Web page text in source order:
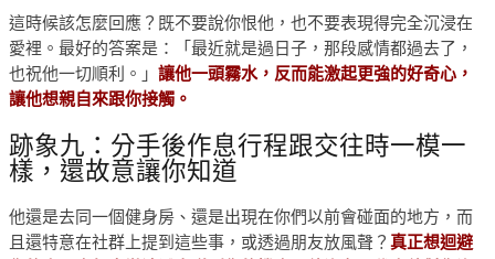
這時候該怎麼回應？既不要說你恨他，也不要表現得完全沉浸在
愛裡。最好的答案是：「最近就是過日子，那段感情都過去了，
也祝他一切順利。」 讓他一頭霧水，反而能激起更強的好奇心，
讓他想親自來跟你接觸。
跡象九：分手後作息行程跟交往時一模一
樣，還故意讓你知道
他還是去同一個健身房、還是出現在你們以前會碰面的地方，而
且還特意在社群上提到這些事，或透過朋友放風聲？ 真正想迴避